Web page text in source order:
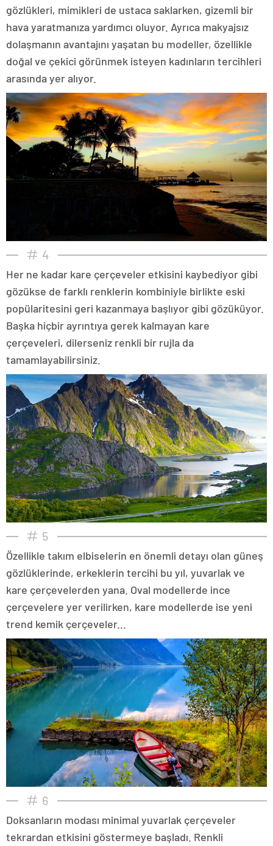
gözlükleri, mimikleri de ustaca saklarken, gizemli bir
hava yaratmanıza yardımcı oluyor. Ayrıca makyajsız
dolaşmanın avantajını yaşatan bu modeller, özellikle
doğal ve çekici görünmek isteyen kadınların tercihleri
arasında yer alıyor.
4
Her ne kadar kare çerçeveler etkisini kaybediyor gibi
gözükse de farklı renklerin kombiniyle birlikte eski
popülaritesini geri kazanmaya başlıyor gibi gözüküyor.
Başka hiçbir ayrıntıya gerek kalmayan kare
çerçeveleri, dilerseniz renkli bir rujla da
tamamlayabilirsiniz.
5
Özellikle takım elbiselerin en önemli detayı olan güneş
gözlüklerinde, erkeklerin tercihi bu yıl, yuvarlak ve
kare çerçevelerden yana. Oval modellerde ince
çerçevelere yer verilirken, kare modellerde ise yeni
trend kemik çerçeveler...
6
Doksanların modası minimal yuvarlak çerçeveler
tekrardan etkisini göstermeye başladı. Renkli